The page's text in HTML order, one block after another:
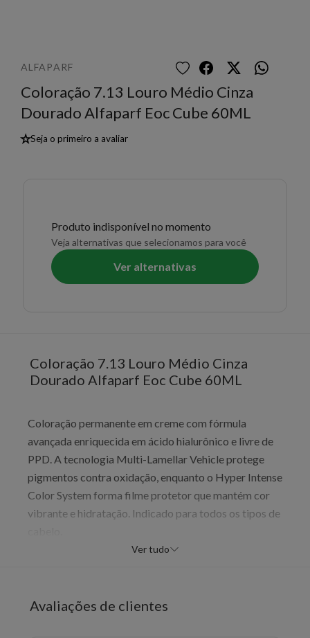
ALFAPARF
Coloração 7.13 Louro Médio Cinza
Dourado Alfaparf Eoc Cube 60ML
★Seja o primeiro a avaliar
Produto indisponível no momento
Veja alternativas que selecionamos para você
Ver alternativas
Coloração 7.13 Louro Médio Cinza
Dourado Alfaparf Eoc Cube 60ML
Coloração permanente em creme com fórmula
avançada enriquecida em ácido hialurônico e livre de
PPD. A tecnologia Multi-Lamellar Vehicle protege
pigmentos contra oxidação, enquanto o Hyper Intense
Color System forma filme protetor que mantém cor
vibrante e hidratação. Indicado para todos os tipos de
Cores vibrantes sem dano severo
Ver tudo
Avaliações de clientes